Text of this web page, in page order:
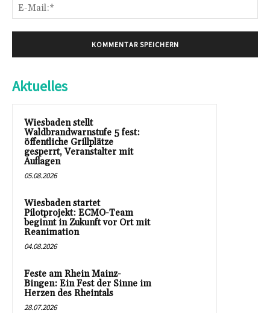
Aktuelles
Wiesbaden stellt
Waldbrandwarnstufe 5 fest:
öffentliche Grillplätze
gesperrt, Veranstalter mit
Auflagen
05.08.2026
Wiesbaden startet
Pilotprojekt: ECMO-Team
beginnt in Zukunft vor Ort mit
Reanimation
04.08.2026
Feste am Rhein Mainz-
Bingen: Ein Fest der Sinne im
Herzen des Rheintals
28.07.2026